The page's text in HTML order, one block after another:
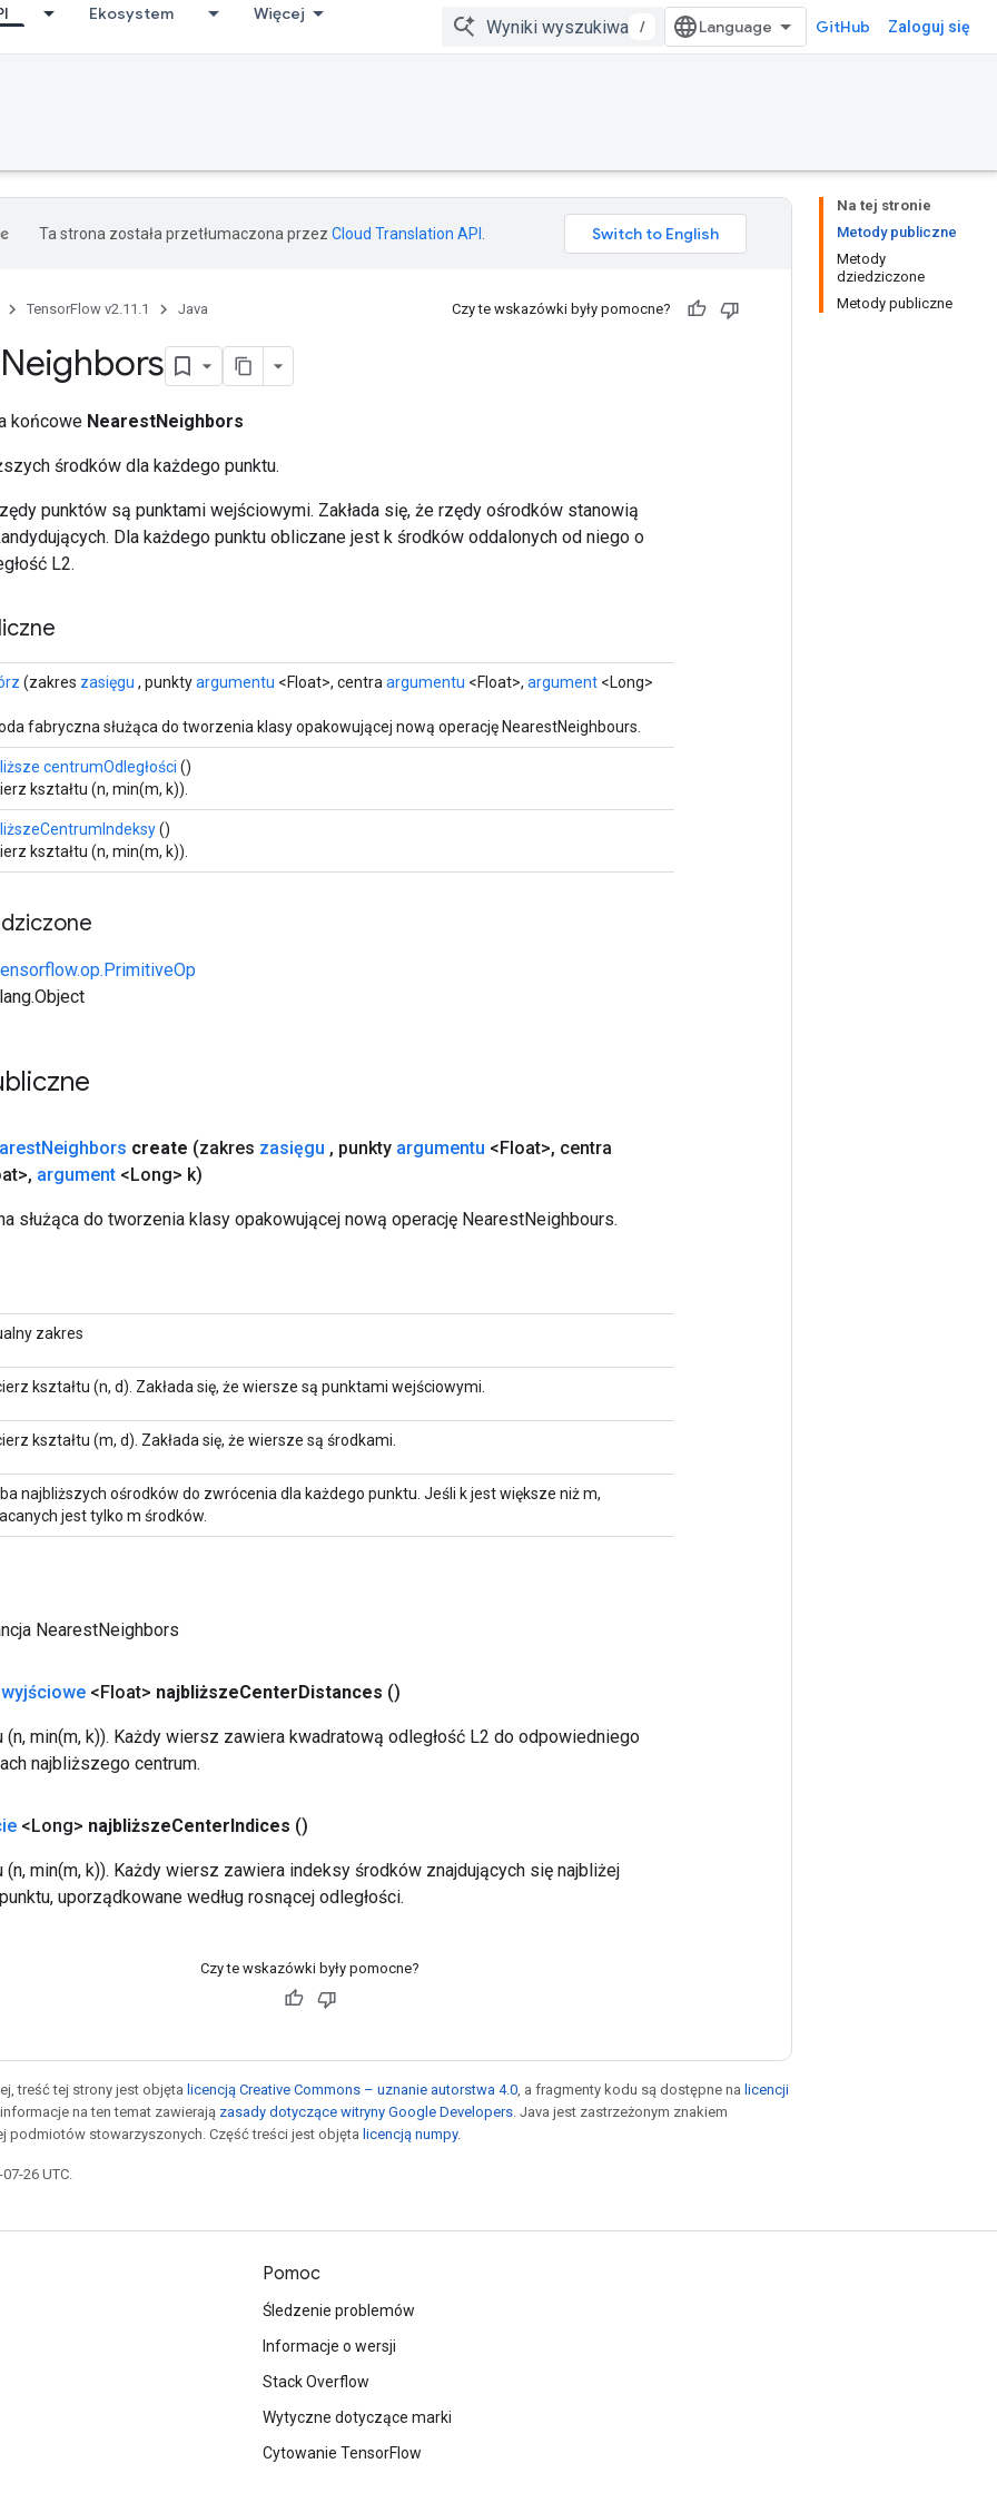
Ekosystem Więcej
/ GitHub Zaloguj się
Na tej stronie
Metody publiczne
Metody
dziedziczone
Metody publiczne
Ta strona została przetłumaczona przez Cloud Translation API
TensorFlow v2.11.1 Java Czy te wskazówki były pomocne?
Neighbors
końcowe NearestNeighbors
środków dla każdego punktu.
punktów są punktami wejściowymi. Zakłada się, że rzędy ośrodków stanowią
Dla każdego punktu obliczane jest k środków oddalonych od niego o
L2.
(zakres zasięgu , punktyargumentu <Float>, centra argumentu <Float>, argument <Long>
fabryczna służąca do tworzenia klasy opakowującej nową operację NearestNeighbours.
centrumOdległości ()
kształtu (n, min(m, k)).
()
kształtu (n, min(m, k)).
Neighbors create (zakres zasięgu , punkty argumentu <Float>, centra
, argument <Long> k)
służąca do tworzenia klasy opakowującej nową operację NearestNeighbours.
zakres
kształtu (n, d). Zakłada się, że wiersze są punktami wejściowymi.
kształtu (m, d). Zakłada się, że wiersze są środkami.
najbliższych ośrodków do zwrócenia dla każdego punktu. Jeśli k jest większe niż m,
jest tylko m środków.
NearestNeighbors
<Float> najbliższeCenterDistances ()
(n, min(m, k)). Każdy wiersz zawiera kwadratową odległość L2 do odpowiedniego
najbliższego centrum.
<Long> najbliższeCenterIndices ()
(n, min(m, k)). Każdy wiersz zawiera indeksy środków znajdujących się najbliżej
uporządkowane według rosnącej odległości.
Czy te wskazówki były pomocne?
treść tej strony jest objęta licencją Creative Commons – uznanie autorstwa 4.0 , a fragmenty kodu są dostępne na licencji
informacje na ten temat zawierają zasady dotyczące witryny Google Developers . Java jest zastrzeżonym znakiem
podmiotów stowarzyszonych. Część treści jest objęta licencją numpy.
26 UTC.
Pomoc
Śledzenie problemów
Informacje o wersji
Stack Overflow
Wytyczne dotyczące marki
Cytowanie TensorFlow